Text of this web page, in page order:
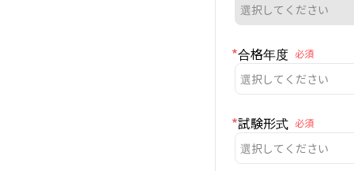
選択してください
*合格年度 必須
選択してください
*試験形式 必須
選択してください